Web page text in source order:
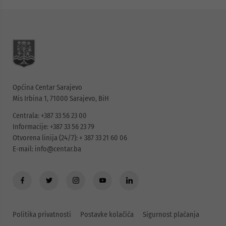
Općina Centar Sarajevo
Mis Irbina 1, 71000 Sarajevo, BiH
Centrala: +387 33 56 23 00
Informacije: +387 33 56 23 79
Otvorena linija (24/7): + 387 33 21 60 06
E-mail: info@centar.ba
Politika privatnosti Postavke kolačića Sigurnost plaćanja